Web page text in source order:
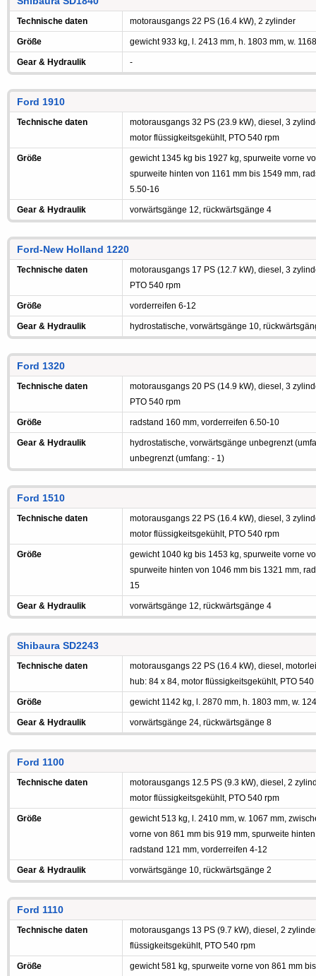
Technische daten motorausgangs 22 PS (16.4 kW), 2 zylinder
Größe gewicht 933 kg, l. 2413 mm, h. 1803 mm, w.
Gear & Hydraulik -
Ford 1910
Technische daten
motorausgangs 32 PS (23.9 kW), diesel, 3
motor flüssigkeitsgekühlt, PTO 540 rpm
Größe
gewicht 1345 kg bis 1927 kg, spurweite vorne
spurweite hinten von 1161 mm bis 1549 mm,
5.50-16
Gear & Hydraulik vorwärtsgänge 12, rückwärtsgänge 4
Ford-New Holland 1220
Technische daten
motorausgangs 17 PS (12.7 kW), diesel, 3
PTO 540 rpm
Größe vorderreifen 6-12
Gear & Hydraulik hydrostatische, vorwärtsgänge 10,
Ford 1320
Technische daten
motorausgangs 20 PS (14.9 kW), diesel, 3
PTO 540 rpm
Größe radstand 160 mm, vorderreifen 6.50-10
Gear & Hydraulik
hydrostatische, vorwärtsgänge unbegrenzt
unbegrenzt (umfang: - 1)
Ford 1510
Technische daten
motorausgangs 22 PS (16.4 kW), diesel, 3
motor flüssigkeitsgekühlt, PTO 540 rpm
Größe
gewicht 1040 kg bis 1453 kg, spurweite vorne
spurweite hinten von 1046 mm bis 1321 mm,
15
Gear & Hydraulik vorwärtsgänge 12, rückwärtsgänge 4
Shibaura SD2243
Technische daten
motorausgangs 22 PS (16.4 kW), diesel,
hub: 84 x 84, motor flüssigkeitsgekühlt, PTO 540
Größe gewicht 1142 kg, l. 2870 mm, h. 1803 mm, w.
Gear & Hydraulik vorwärtsgänge 24, rückwärtsgänge 8
Ford 1100
Technische daten
motorausgangs 12.5 PS (9.3 kW), diesel, 2
motor flüssigkeitsgekühlt, PTO 540 rpm
Größe
gewicht 513 kg, l. 2410 mm, w. 1067 mm,
vorne von 861 mm bis 919 mm, spurweite
radstand 121 mm, vorderreifen 4-12
Gear & Hydraulik vorwärtsgänge 10, rückwärtsgänge 2
Ford 1110
Technische daten
motorausgangs 13 PS (9.7 kW), diesel, 2
flüssigkeitsgekühlt, PTO 540 rpm
Größe
gewicht 581 kg, spurweite vorne von 861 mm